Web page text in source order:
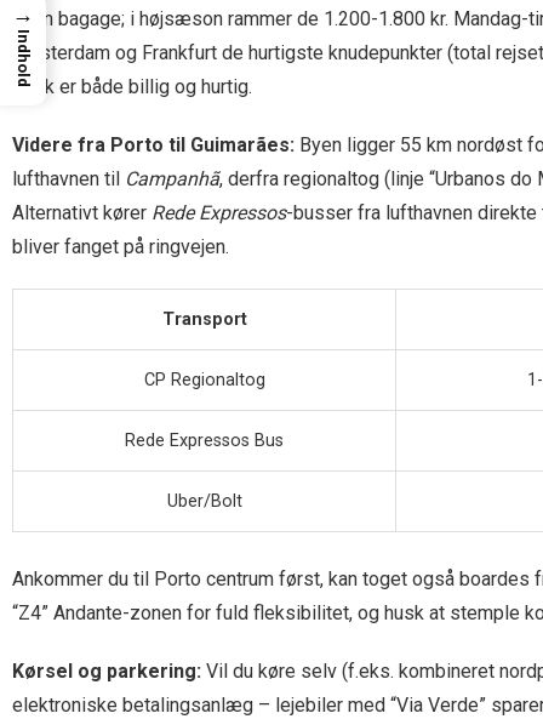
uden bagage; i højsæson rammer de 1.200-1.800 kr.
Amsterdam og Frankfurt de hurtigste knudepunkter (total
trafik er både billig og hurtig.
Videre fra Porto til Guimarães: Byen ligger 55 km nordøst
lufthavnen til Campanhã, derfra regionaltog (linje “Urbanos
Alternativt kører Rede Expressos-busser fra lufthavnen
bliver fanget på ringvejen.
Transport
CP Regionaltog
Rede Expressos Bus
Uber/Bolt
Ankommer du til Porto centrum først, kan toget også boardes
“Z4” Andante-zonen for fuld fleksibilitet, og husk at stemple
Kørsel og parkering: Vil du køre selv (f.eks. kombineret
elektroniske betalingsanlæg – lejebiler med “Via Verde”
→
Indhold